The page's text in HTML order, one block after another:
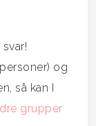
og
så kan I
grupper